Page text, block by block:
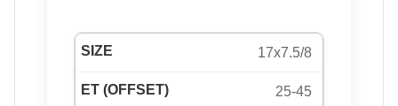
17x7.5/8
25-45